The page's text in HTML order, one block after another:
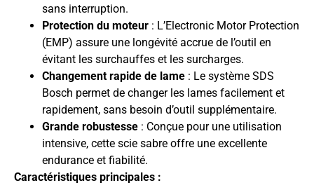
sans interruption.
Protection du moteur : L’Electronic Motor Protection
(EMP) assure une longévité accrue de l’outil en
évitant les surchauffes et les surcharges.
Changement rapide de lame : Le système SDS
Bosch permet de changer les lames facilement et
rapidement, sans besoin d’outil supplémentaire.
Grande robustesse : Conçue pour une utilisation
intensive, cette scie sabre offre une excellente
endurance et fiabilité.
Caractéristiques principales :